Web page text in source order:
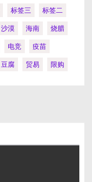
标签三
标签二
沙漠 海南
烧腊
电竞
疫苗
豆腐 贸易 限购